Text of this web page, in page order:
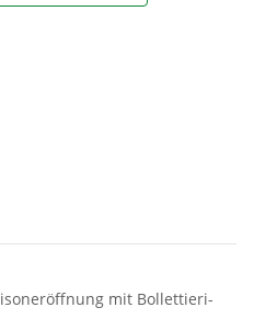
mit Bollettieri-